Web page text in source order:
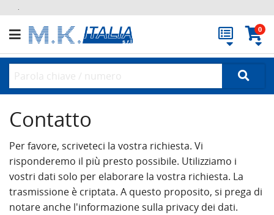
.
0
Contatto
Per favore, scriveteci la vostra richiesta. Vi
risponderemo il più presto possibile. Utilizziamo i
vostri dati solo per elaborare la vostra richiesta. La
trasmissione è criptata. A questo proposito, si prega di
notare anche l'informazione sulla privacy dei dati.